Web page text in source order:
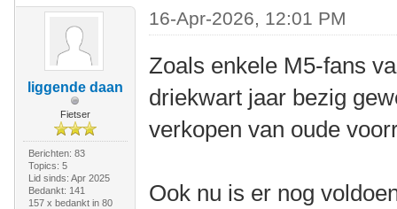
liggende daan
Fietser
Berichten: 83
Topics: 5
Lid sinds: Apr 2025
Bedankt: 141
157 x bedankt in 80
16-Apr-2026, 12:01 PM
Zoals enkele M5-fans
driekwart jaar bezig
verkopen van oude
Ook nu is er nog